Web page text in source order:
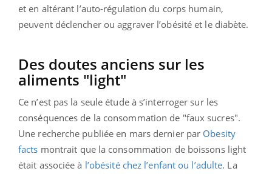
et en altérant l’auto-régulation du corps humain,
peuvent déclencher ou aggraver l’obésité et le diabète.
Des doutes anciens sur les
aliments "light"
Ce n’est pas la seule étude à s’interroger sur les
conséquences de la consommation de "faux sucres".
Une recherche publiée en mars dernier par Obesity
facts montrait que la consommation de boissons light
était associée à l’obésité chez l’enfant ou l’adulte. La